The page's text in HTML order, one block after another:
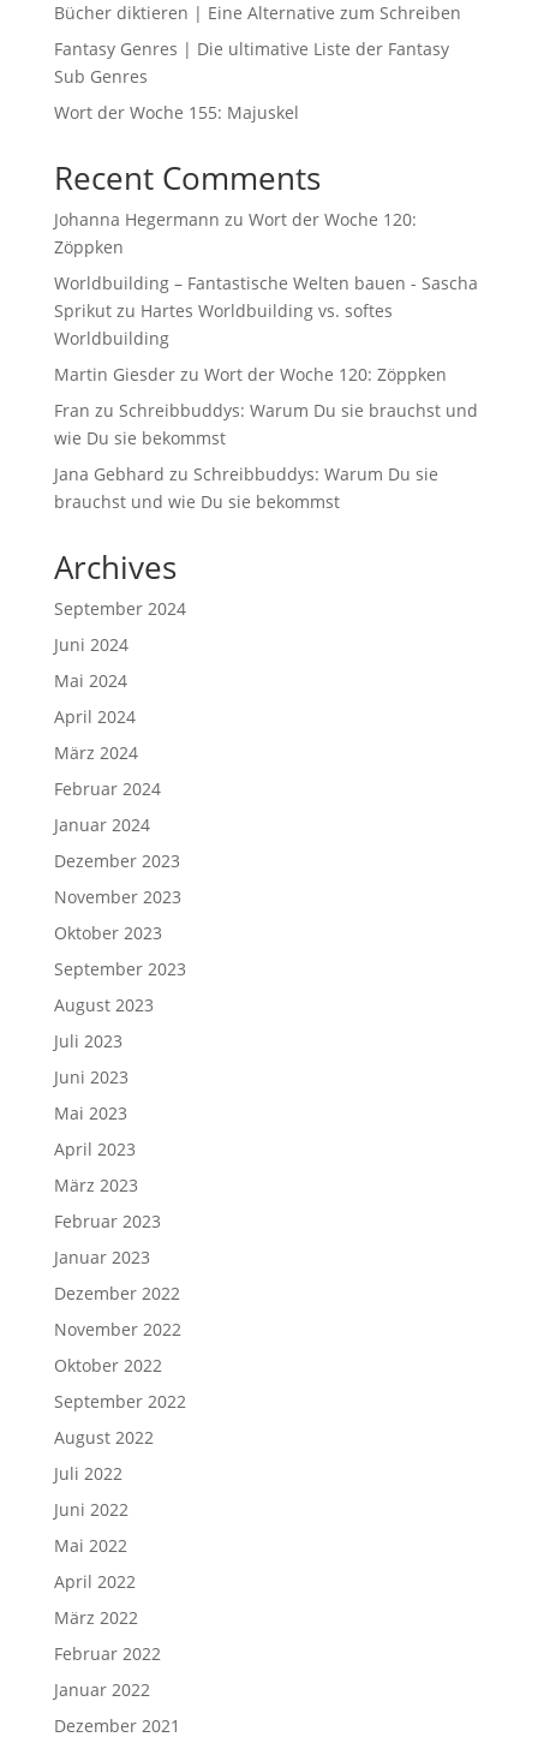
Bücher diktieren | Eine Alternative zum Schreiben
Fantasy Genres | Die ultimative Liste der Fantasy
Sub Genres
Wort der Woche 155: Majuskel
Recent Comments
Johanna Hegermann zu Wort der Woche 120:
Zöppken
Worldbuilding – Fantastische Welten bauen - Sascha
Sprikutzu Hartes Worldbuilding vs. softes
Worldbuilding
Martin Giesderzu Wort der Woche 120: Zöppken
Fran zu Schreibbuddys: Warum Du sie brauchst und
wie Du sie bekommst
Jana Gebhard zu Schreibbuddys: Warum Du sie
brauchst und wie Du sie bekommst
Archives
September 2024
Juni 2024
Mai 2024
April 2024
März 2024
Februar 2024
Januar 2024
Dezember 2023
November 2023
Oktober 2023
September 2023
August 2023
Juli 2023
Juni 2023
Mai 2023
April 2023
März 2023
Februar 2023
Januar 2023
Dezember 2022
November 2022
Oktober 2022
September 2022
August 2022
Juli 2022
Juni 2022
Mai 2022
April 2022
März 2022
Februar 2022
Januar 2022
Dezember 2021